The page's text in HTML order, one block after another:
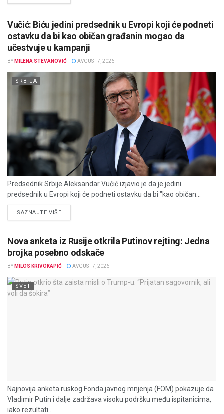
Vučić: Biću jedini predsednik u Evropi koji će podneti
ostavku da bi kao običan građanin mogao da
učestvuje u kampanji
BY MILENA STEVANOVIĆ AVGUST 7, 2026
SRBIJA
Predsednik Srbije Aleksandar Vučić izjavio je da je jedini
predsednik u Evropi koji će podneti ostavku da bi "kao običan...
SAZNAJTE VIŠEDETAILS
Nova anketa iz Rusije otkrila Putinov rejting: Jedna
brojka posebno odskače
BY MILOS KRIVOKAPIĆ AVGUST 7, 2026
SVET
Najnovija anketa ruskog Fonda javnog mnjenja (FOM) pokazuje da
Vladimir Putin i dalje zadržava visoku podršku među ispitanicima,
iako rezultati...